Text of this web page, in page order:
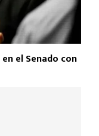
el Senado con